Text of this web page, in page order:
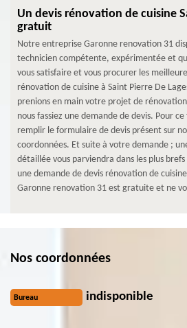
Un devis rénovation de cuisine
gratuit
Notre entreprise Garonne renovation 31
technicien compétente, expérimentée et
vous satisfaire et vous procurer les
rénovation de cuisine à Saint Pierre De
prenions en main votre projet de
nous fassiez une demande de devis. Pour
remplir le formulaire de devis présent sur
coordonnées. Et suite à votre demande ;
détaillée vous parviendra dans les plus
une demande de devis rénovation de
Garonne renovation 31 est gratuite et ne
Nos coordonnées
Bureau indisponible